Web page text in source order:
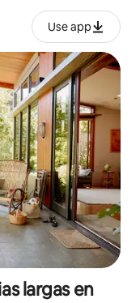
Use app
largas en